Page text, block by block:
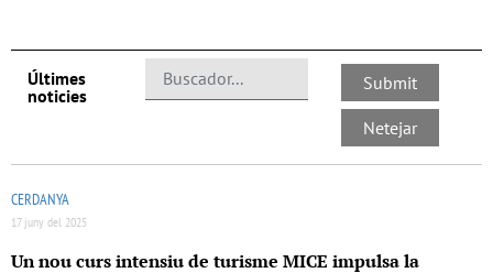
Últimes
noticies
CERDANYA
17 juny del 2025
Un nou curs intensiu de turisme MICE impulsa la